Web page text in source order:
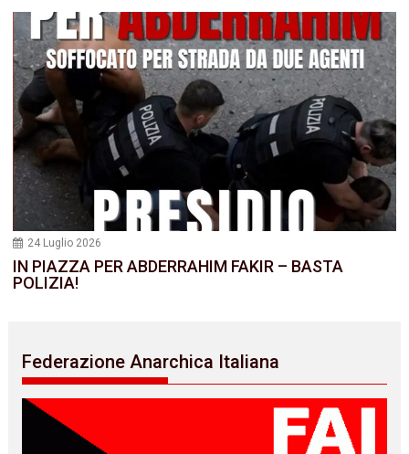
24 Luglio 2026
IN PIAZZA PER ABDERRAHIM FAKIR – BASTA
POLIZIA!
Federazione Anarchica Italiana